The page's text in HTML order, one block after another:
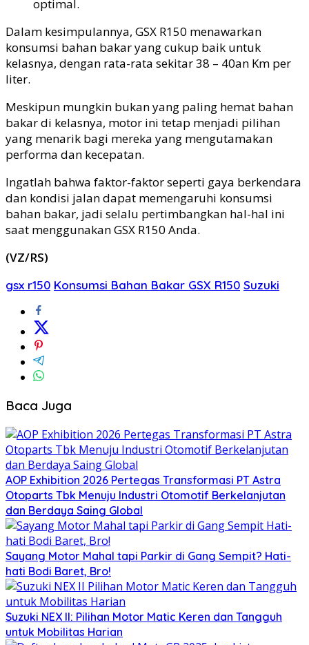
optimal.
Dalam kesimpulannya, GSX R150 menawarkan
konsumsi bahan bakar yang cukup baik untuk
kelasnya, dengan rata-rata sekitar 38 – 40an Km per
liter.
Meskipun mungkin bukan yang paling hemat bahan
bakar di kelasnya, motor ini tetap menjadi pilihan
yang menarik bagi mereka yang mengutamakan
performa dan kecepatan.
Ingatlah bahwa faktor-faktor seperti gaya berkendara
dan kondisi jalan dapat memengaruhi konsumsi
bahan bakar, jadi selalu pertimbangkan hal-hal ini
saat menggunakan GSX R150 Anda.
(VZ/RS)
gsx r150 Konsumsi Bahan Bakar GSX R150 Suzuki
Baca Juga
AOP Exhibition 2026 Pertegas Transformasi PT Astra
Otoparts Tbk Menuju Industri Otomotif Berkelanjutan
dan Berdaya Saing Global
Sayang Motor Mahal tapi Parkir di Gang Sempit? Hati-
hati Bodi Baret, Bro!
Suzuki NEX II: Pilihan Motor Matic Keren dan Tangguh
untuk Mobilitas Harian